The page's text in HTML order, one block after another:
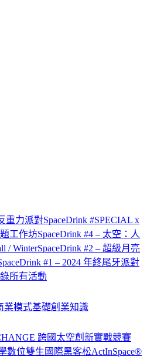
重力派對SpaceDrink #SPECIAL x
工作坊SpaceDrink #4 – 太空：人
/ WinterSpaceDrink #2 – 超級月亮
#1 – 2024 年終尾牙派對
所有活動
業模式基礎創業知識
跨國太空創新實戰競賽
數位雙生國際黑客松ActInSpace®